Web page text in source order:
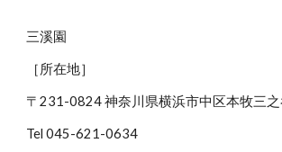
三溪園
［所在地］
〒231-0824 神奈川県横浜市中区本牧三
Tel 045-621-0634